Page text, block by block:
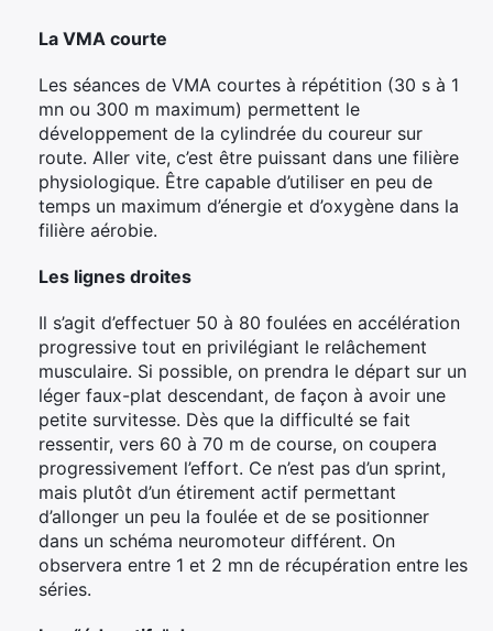
La VMA courte
Les séances de VMA courtes à répétition (30 s à 1
mn ou 300 m maximum) permettent le
développement de la cylindrée du coureur sur
route. Aller vite, c’est être puissant dans une filière
physiologique. Être capable d’utiliser en peu de
temps un maximum d’énergie et d’oxygène dans la
filière aérobie.
Les lignes droites
Il s’agit d’effectuer 50 à 80 foulées en accélération
progressive tout en privilégiant le relâchement
musculaire. Si possible, on prendra le départ sur un
léger faux-plat descendant, de façon à avoir une
petite survitesse. Dès que la difficulté se fait
ressentir, vers 60 à 70 m de course, on coupera
progressivement l’effort. Ce n’est pas d’un sprint,
mais plutôt d’un étirement actif permettant
d’allonger un peu la foulée et de se positionner
dans un schéma neuromoteur différent. On
observera entre 1 et 2 mn de récupération entre les
séries.